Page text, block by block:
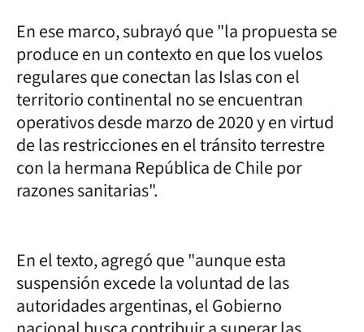
En ese marco, subrayó que "la propuesta se
produce en un contexto en que los vuelos
regulares que conectan las Islas con el
territorio continental no se encuentran
operativos desde marzo de 2020 y en virtud
de las restricciones en el tránsito terrestre
con la hermana República de Chile por
razones sanitarias".
En el texto, agregó que "aunque esta
suspensión excede la voluntad de las
autoridades argentinas, el Gobierno